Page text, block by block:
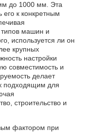
до 1000 мм. Эта
его к конкретным
типов машин и
используется ли он
крупных
настройки
совместимость и
делает
подходящим для
строительство и
фактором при